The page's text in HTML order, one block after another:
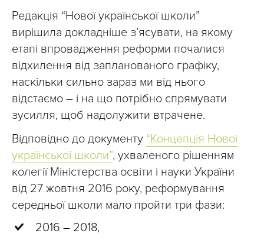
Редакція “Нової української школи”
вирішила докладніше з’ясувати, на якому
етапі впровадження реформи почалися
відхилення від запланованого графіку,
наскільки сильно зараз ми від нього
відстаємо – і на що потрібно спрямувати
зусилля, щоб надолужити втрачене.
Відповідно до документу “Концепція Нової
української школи”, ухваленого рішенням
колегії Міністерства освіти і науки України
від 27 жовтня 2016 року, реформування
середньої школи мало пройти три фази:
2016 – 2018,